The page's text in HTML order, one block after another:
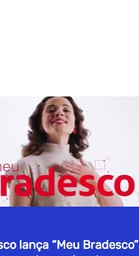
lança “Meu Bradesco”